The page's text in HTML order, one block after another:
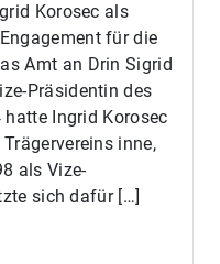
Korosec als
für die
Amt an Drin Sigrid
Präsidentin des
Ingrid Korosec
inne,
als Vize-
sich dafür […]